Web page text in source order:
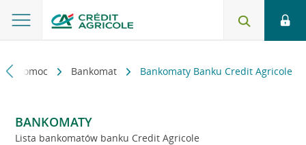
i pomoc Bankomat Bankomaty Banku Credit Agricole
BANKOMATY
Lista bankomatów banku Credit Agricole